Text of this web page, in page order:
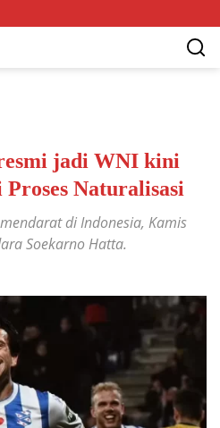
jadi WNI kini
Naturalisasi
di Indonesia, Kamis
Soekarno Hatta.